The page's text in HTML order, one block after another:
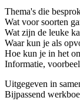
Thema's die
Wat voor soorten
Wat zijn de leuke
Waar kun je als
Hoe kun je in het
Informatie,
Uitgegeven in
Bijpassend